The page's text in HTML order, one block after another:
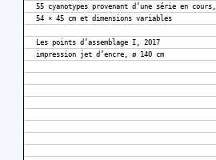
55 cyanotypes provenant d’une série en cours,
54 × 45 cm et dimensions variables
Les points d’assemblage I, 2017
impression jet d’encre, ø 140 cm